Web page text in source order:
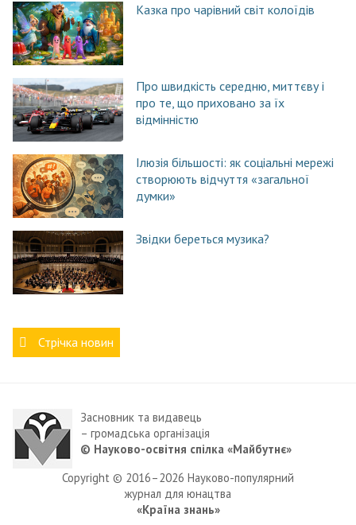
Казка про чарівний світ колоїдів
Про швидкість середню, миттєву і
про те, що приховано за їх
відмінністю
Ілюзія більшості: як соціальні мережі
створюють відчуття «загальної
думки»
Звідки береться музика?
Стрічка новин
Засновник та видавець
– громадська організація
© Науково-освітня спілка «Майбутнє»
Copyright © 2016–2026 Науково-популярний
журнал для юнацтва
«Країна знань»